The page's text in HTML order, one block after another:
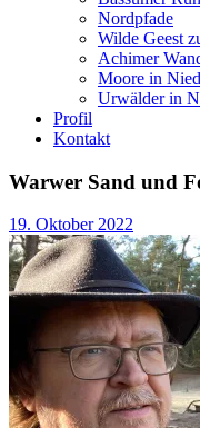
Nordpfade
Wilde Geest
Achimer
Moore in
Urwälder in
Profil
Kontakt
Warwer Sand und
19. Oktober 2022